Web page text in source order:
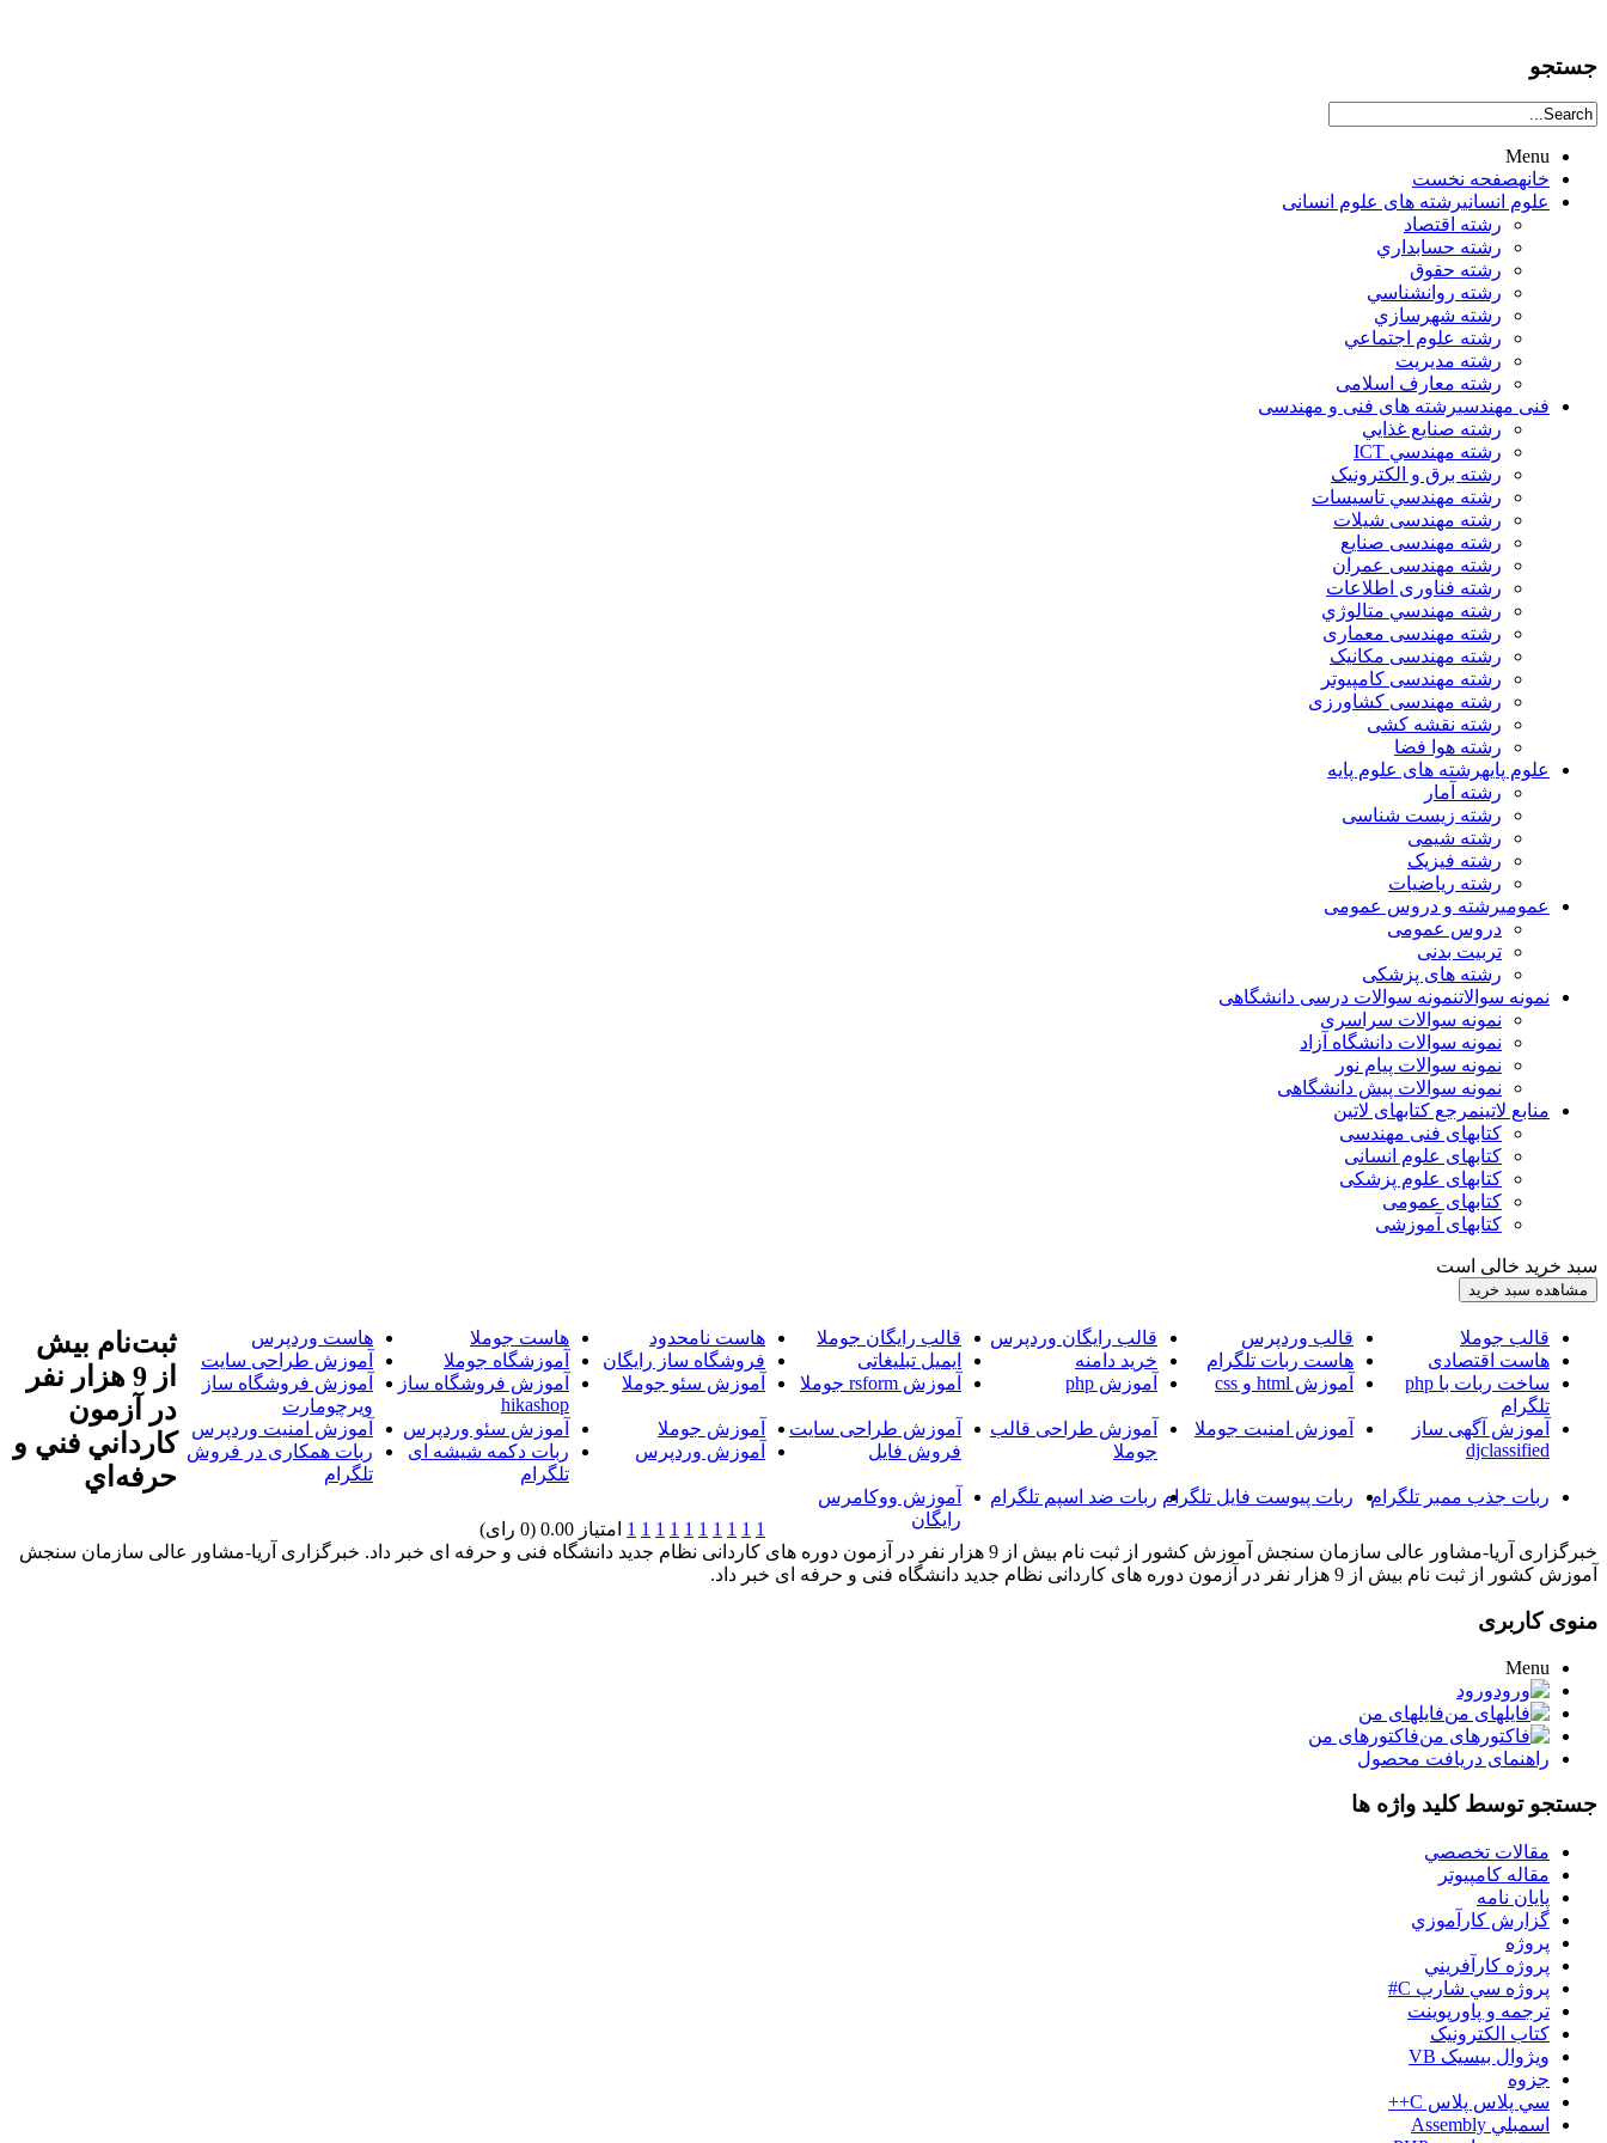
جستجو
Menu
خانهصفحه نخست
علوم انسانيرشته های علوم انسانی
رشته اقتصاد
رشته حسابداري
رشته حقوق
رشته روانشناسي
رشته شهرسازي
رشته علوم اجتماعي
رشته مديريت
رشته معارف اسلامی
فنی مهندسیرشته های فنی و مهندسی
رشته صنايع غذايي
رشته مهندسي ICT
رشته برق و الکترونيک
رشته مهندسي تاسيسات
رشته مهندسی شیلات
رشته مهندسی صنایع
رشته مهندسی عمران
رشته فناوری اطلاعات
رشته مهندسي متالوژي
رشته مهندسی معماری
رشته مهندسی مکانیک
رشته مهندسی کامپیوتر
رشته مهندسی کشاورزی
رشته نقشه کشی
رشته هوا فضا
علوم پایهرشته های علوم پایه
رشته آمار
رشته زیست شناسی
رشته شیمی
رشته فیزیک
رشته ریاضیات
عمومیرشته و دروس عمومی
دروس عمومی
تربیت بدنی
رشته های پزشکی
نمونه سوالاتنمونه سوالات درسی دانشگاهی
نمونه سوالات سراسری
نمونه سوالات دانشگاه آزاد
نمونه سوالات پیام نور
نمونه سوالات پیش دانشگاهی
منابع لاتینمرجع کتابهای لاتین
کتابهای فنی مهندسی
کتابهای علوم انسانی
کتابهای علوم پزشکی
کتابهای عمومی
کتابهای آموزشی
سبد خرید خالی است
قالب جوملا قالب وردپرس قالب رایگان وردپرس قالب رایگان جوملا هاست نامحدود هاست جوملا
هاست وردپرس
هاست اقتصادی
هاست ربات تلگرام خرید دامنه ایمیل تبلیغاتی فروشگاه ساز رایگان آموزشگاه جوملا
آموزش طراحی سایت
ساخت ربات با php
تلگرام
آموزش html و css آموزش php آموزش rsform جوملا آموزش سئو جوملا
آموزش فروشگاه ساز
hikashop
آموزش فروشگاه ساز
ویرچومارت
آموزش آگهی ساز
djclassified
آموزش امنیت جوملا
آموزش طراحی قالب
جوملا
آموزش طراحی سایت
فروش فایل
آموزش جوملا آموزش سئو وردپرس
آموزش امنیت وردپرس
آموزش وردپرس
ربات دکمه شیشه ای
تلگرام
ربات همکاری در فروش
تلگرام
ربات جذب ممبر تلگرام
ربات پیوست فایل تلگرام ربات ضد اسپم تلگرام
آموزش ووکامرس
رایگان
ثبت‌نام بيش
از 9 هزار نفر
در آزمون
کارداني فني و
حرفه‌اي
1
1
1
1
1
1
1
1
1
1 امتیاز 0.00 (0 رای)
خبرگزاری آریا-مشاور عالی سازمان سنجش آموزش کشور از ثبت نام بیش از 9 هزار نفر در آزمون دوره های کاردانی نظام جدید دانشگاه فنی و حرفه ای خبر داد. خبرگزاری آریا-مشاور عالی سازمان سنجش
آموزش کشور از ثبت نام بیش از 9 هزار نفر در آزمون دوره های کاردانی نظام جدید دانشگاه فنی و حرفه ای خبر داد.
منوی کاربری
Menu
ورود
فایلهای من
فاکتورهای من
راهنمای دریافت محصول
جستجو توسط کلید واژه ها
مقالات تخصصي
مقاله کامپیوتر
پایان نامه
گزارش کارآموزي
پروژه
پروژه کارآفريني
پروژه سي شارپ C#
ترجمه و پاورپوينت
کتاب الکترونيک
ويژوال بيسيک VB
جزوه
سي پلاس پلاس C++
اسمبلي Assembly